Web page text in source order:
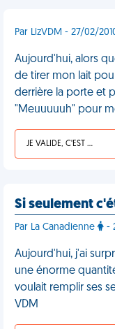
Par LizVDM - 27/02/
Aujourd'hui, alors
de tirer mon lait
derrière la porte et
"Meuuuuuh" pour
JE VALIDE, C'EST UNE VDM
Si seulement
Par La Canadienne -
Aujourd'hui, j'ai
une énorme
voulait remplir ses
VDM